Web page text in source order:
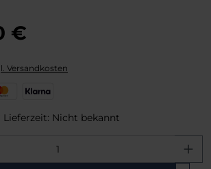
€
Versandkosten
K
a
a
Lieferzeit: Nicht bekannt
Gib den